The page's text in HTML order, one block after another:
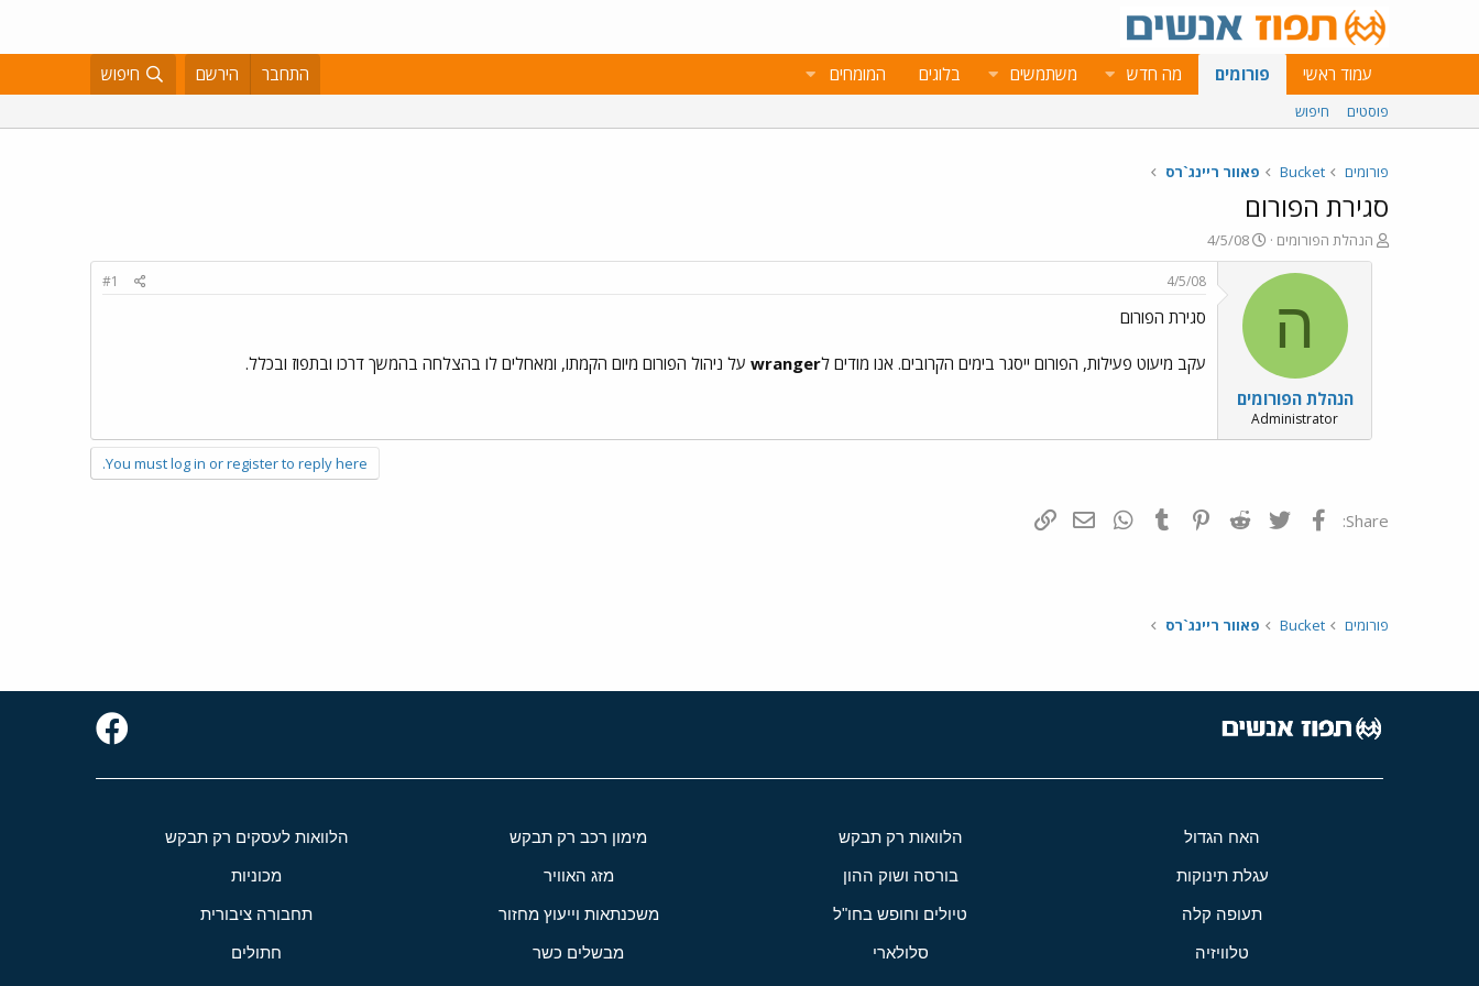
עמוד ראשי פורומים מה חדש משתמשים בלוגים המומחים התחבר הירשם חיפוש
פוסטים חיפוש
פורומים Bucket פאוור ריינג`רס
סגירת הפורום
פ
ו
הנהלת הפורומים
פ
ו
ס
ם
ב
ת
ר
ך
4/5/08
ה
הנהלת הפורומים
Administrator
4/5/08
#1
סגירת הפורום
עקב מיעוט פעילות, הפורום ייסגר בימים הקרובים. אנו מודים לwranger על ניהול הפורום מיום הקמתו, ומאחלים לו בהצלחה בהמשך דרכו ובתפוז ובכלל.
You must log in or register to reply here.
Share: פייסבוק Twitter
Reddit
Pinterest
Tumblr
WhatsAppדואר אלקטרוני
פורומים Bucket פאוור ריינג`רס
האח הגדול הלוואות רק תבקש מימון רכב רק תבקש הלוואות לעסקים רק תבקש
עגלת תינוקות בורסה ושוק ההון מזג האוויר מכוניות
תעופה קלה טיולים וחופש בחו"ל משכנתאות וייעוץ מחזור תחבורה ציבורית
טלוויזיה סלולארי מבשלים כשר חתולים